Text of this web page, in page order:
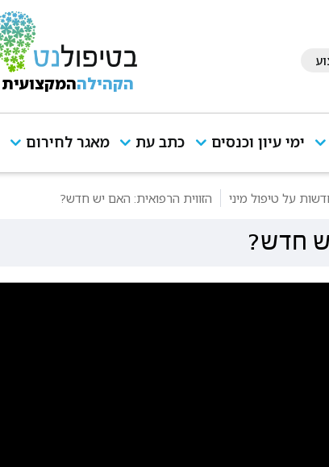
הקהילההמקצועית
ימי עיון וכנסים כתב עת מאגר לחירום
על טיפול מיני הזווית הרפואית: האם יש חדש?
חדש?